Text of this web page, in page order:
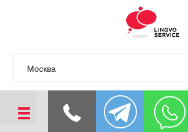
Москва